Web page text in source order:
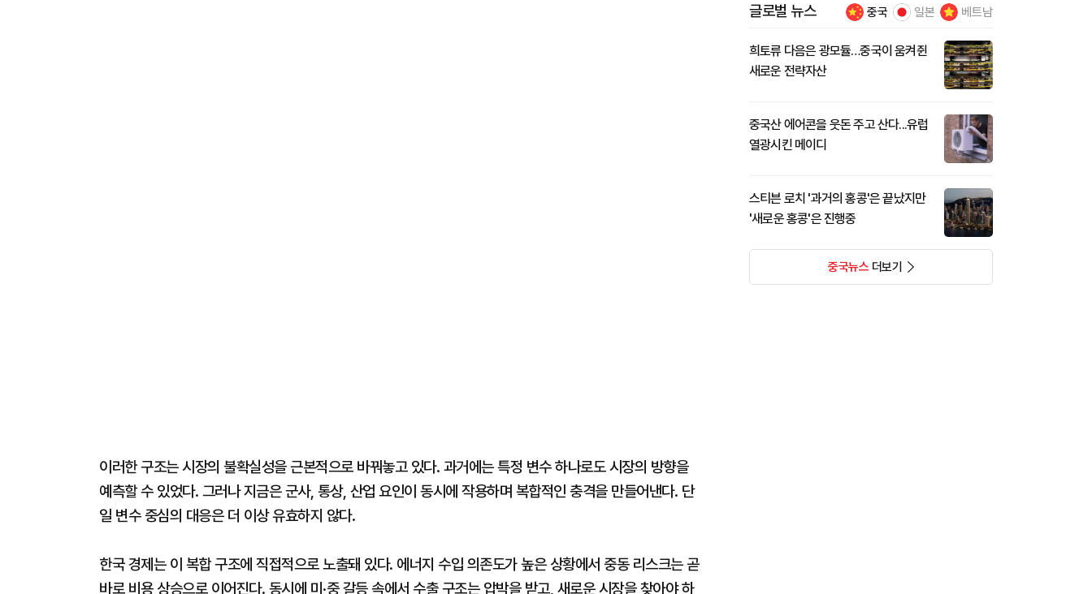
이러한 구조는 시장의 불확실성을 근본적으로 바꿔놓고 있다. 과거에는 특정 변수 하나로도 시장의 방향을
예측할 수 있었다. 그러나 지금은 군사, 통상, 산업 요인이 동시에 작용하며 복합적인 충격을 만들어낸다. 단
일 변수 중심의 대응은 더 이상 유효하지 않다.
한국 경제는 이 복합 구조에 직접적으로 노출돼 있다. 에너지 수입 의존도가 높은 상황에서 중동 리스크는 곧
바로 비용 상승으로 이어진다. 동시에 미·중 갈등 속에서 수출 구조는 압박을 받고, 새로운 시장을 찾아야 하
글로벌 뉴스 중국 일본 베트남
희토류 다음은 광모듈…중국이 움켜쥔
새로운 전략자산
중국산 에어콘을 웃돈 주고 산다...유럽
열광시킨 메이디
스티븐 로치 '과거의 홍콩'은 끝났지만
'새로운 홍콩'은 진행중
중국뉴스더보기